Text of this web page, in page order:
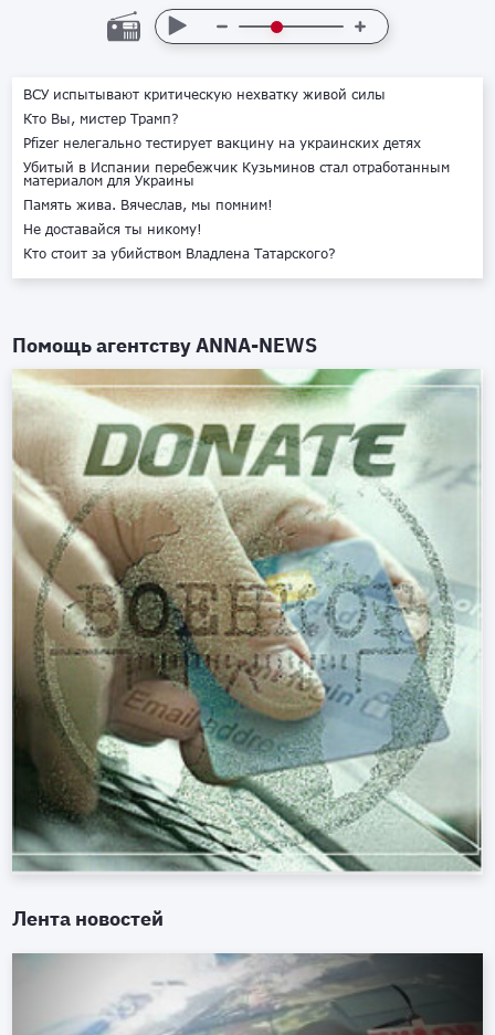
ВСУ испытывают критическую нехватку живой силы
Кто Вы, мистер Трамп?
Pfizer нелегально тестирует вакцину на украинских детях
Убитый в Испании перебежчик Кузьминов стал отработанным
материалом для Украины
Память жива. Вячеслав, мы помним!
Не доставайся ты никому!
Кто стоит за убийством Владлена Татарского?
Помощь агентствуANNA-NEWS
Лента новостей